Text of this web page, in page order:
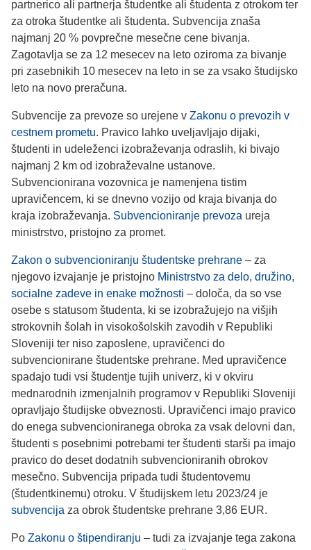
partnerico ali partnerja študentke ali študenta z otrokom ter
za otroka študentke ali študenta. Subvencija znaša
najmanj 20 % povprečne mesečne cene bivanja.
Zagotavlja se za 12 mesecev na leto oziroma za bivanje
pri zasebnikih 10 mesecev na leto in se za vsako študijsko
leto na novo preračuna.
Subvencije za prevoze so urejene v Zakonu o prevozih v
cestnem prometu. Pravico lahko uveljavljajo dijaki,
študenti in udeleženci izobraževanja odraslih, ki bivajo
najmanj 2 km od izobraževalne ustanove.
Subvencionirana vozovnica je namenjena tistim
upravičencem, ki se dnevno vozijo od kraja bivanja do
kraja izobraževanja. Subvencioniranje prevoza ureja
ministrstvo, pristojno za promet.
Zakon o subvencioniranju študentske prehrane – za
njegovo izvajanje je pristojno Ministrstvo za delo, družino,
socialne zadeve in enake možnosti – določa, da so vse
osebe s statusom študenta, ki se izobražujejo na višjih
strokovnih šolah in visokošolskih zavodih v Republiki
Sloveniji ter niso zaposlene, upravičenci do
subvencionirane študentske prehrane. Med upravičence
spadajo tudi vsi študentje tujih univerz, ki v okviru
mednarodnih izmenjalnih programov v Republiki Sloveniji
opravljajo študijske obveznosti. Upravičenci imajo pravico
do enega subvencioniranega obroka za vsak delovni dan,
študenti s posebnimi potrebami ter študenti starši pa imajo
pravico do deset dodatnih subvencioniranih obrokov
mesečno. Subvencija pripada tudi študentovemu
(študentkinemu) otroku. V študijskem letu 2023/24 je
subvencija za obrok študentske prehrane 3,86 EUR.
Po Zakonu o štipendiranju – tudi za izvajanje tega zakona